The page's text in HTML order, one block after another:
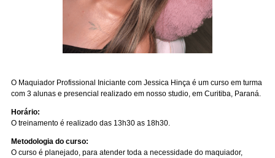
O Maquiador Profissional Iniciante com Jessica Hinça é um curso em turma
com 3 alunas e presencial realizado em nosso studio, em Curitiba, Paraná.
Horário:
O treinamento é realizado das 13h30 as 18h30.
Metodologia do curso:
O curso é planejado, para atender toda a necessidade do maquiador,